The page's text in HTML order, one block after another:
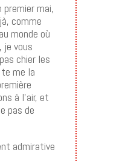
mai,
comme
monde où
je vous
chier les
me la
à l’air, et
pas de
admirative